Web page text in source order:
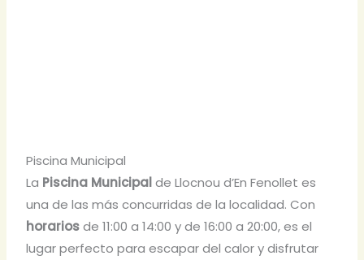
Piscina Municipal
La Piscina Municipalde Llocnou d’En Fenollet es
una de las más concurridas de la localidad. Con
horariosde 11:00 a 14:00 y de 16:00 a 20:00, es el
lugar perfecto para escapar del calor y disfrutar